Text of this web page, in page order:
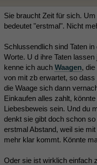
Sie braucht Zeit für sich.
bedeutet "erstmal". Nicht
Schlussendlich sind Taten
Worte. U d ihre Taten
kenne ich auch Waagen,
von mit zb erwartet, so
die Waage sich dann
Einkaufen alles zahlt,
Liebesbeweis sein. Und du
denkt sie gibt doch schon
erstmal Abstand, weil sie
mehr klar kommt. Könnte
Oder sie ist wirklich einfach